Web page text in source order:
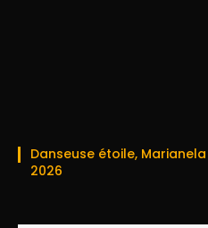
Danseuse étoile,
2026